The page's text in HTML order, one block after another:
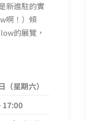
新進駐的實
啊！）傾
的展覽，
星期六）
17:00